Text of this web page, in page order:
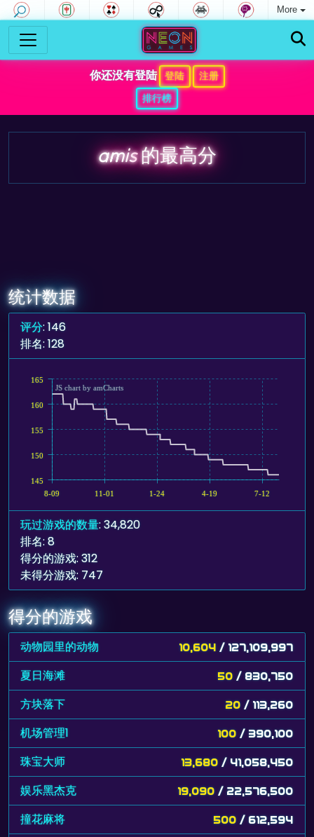
More
你还没有登陆 登陆
注册
排行榜
amis的最高分
统计数据
评分: 146
排名: 128
8-09 11-01 1-24 4-19 7-12
145
150
155
160
165
JS chart by amCharts
玩过游戏的数量: 34,820
排名: 8
得分的游戏: 312
未得分游戏: 747
得分的游戏
动物园里的动物 10,604 / 127,109,997
夏日海滩 50 / 830,750
方块落下 20 / 113,260
机场管理1 100 / 390,100
珠宝大师 13,680 / 41,058,450
娱乐黑杰克 19,090 / 22,576,500
撞花麻将 500 / 612,594